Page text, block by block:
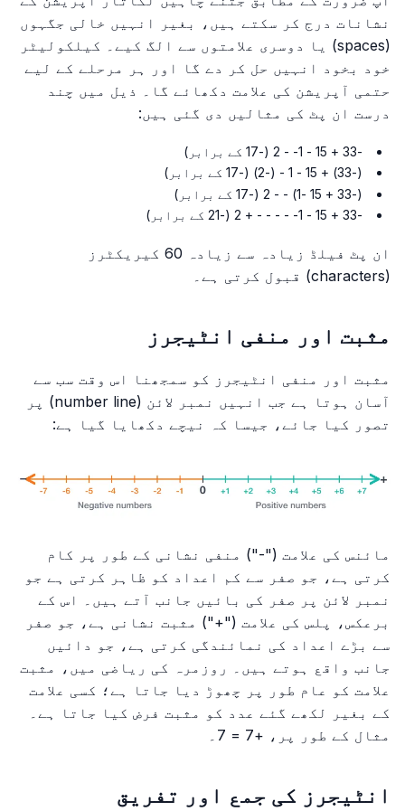
نشانات درج کر سکتے ہیں، بغیر انہیں خالی جگہوں
(spaces) یا دوسری علامتوں سے الگ کیے۔ کیلکولیٹر
خود بخود انہیں حل کر دے گا اور ہر مرحلے کے لیے
حتمی آپریشن کی علامت دکھائے گا۔ ذیل میں چند
درست ان پٹ کی مثالیں دی گئی ہیں:
-33 + 15 - 1- - 2 (-17 کے برابر)
(-33) + 15 - 1 - (-2) (-17 کے برابر)
(-33 + 15 -1) - - 2 (-17 کے برابر)
-33 + 15 - 1- - - - - + 2 (-21 کے برابر)
ان پٹ فیلڈ زیادہ سے زیادہ 60 کیریکٹرز
(characters) قبول کرتی ہے۔
مثبت اور منفی انٹیجرز
مثبت اور منفی انٹیجرز کو سمجھنا اس وقت سب سے
آسان ہوتا ہے جب انہیں نمبر لائن (number line) پر
تصور کیا جائے، جیسا کہ نیچے دکھایا گیا ہے:
مائنس کی علامت ("-") منفی نشانی کے طور پر کام
کرتی ہے، جو صفر سے کم اعداد کو ظاہر کرتی ہے جو
نمبر لائن پر صفر کی بائیں جانب آتے ہیں۔ اس کے
برعکس، پلس کی علامت ("+") مثبت نشانی ہے، جو صفر
سے بڑے اعداد کی نمائندگی کرتی ہے، جو دائیں
جانب واقع ہوتے ہیں۔ روزمرہ کی ریاضی میں، مثبت
علامت کو عام طور پر چھوڑ دیا جاتا ہے؛ کسی علامت
کے بغیر لکھے گئے عدد کو مثبت فرض کیا جاتا ہے۔
مثال کے طور پر، +7 = 7۔
انٹیجرز کی جمع اور تفریق